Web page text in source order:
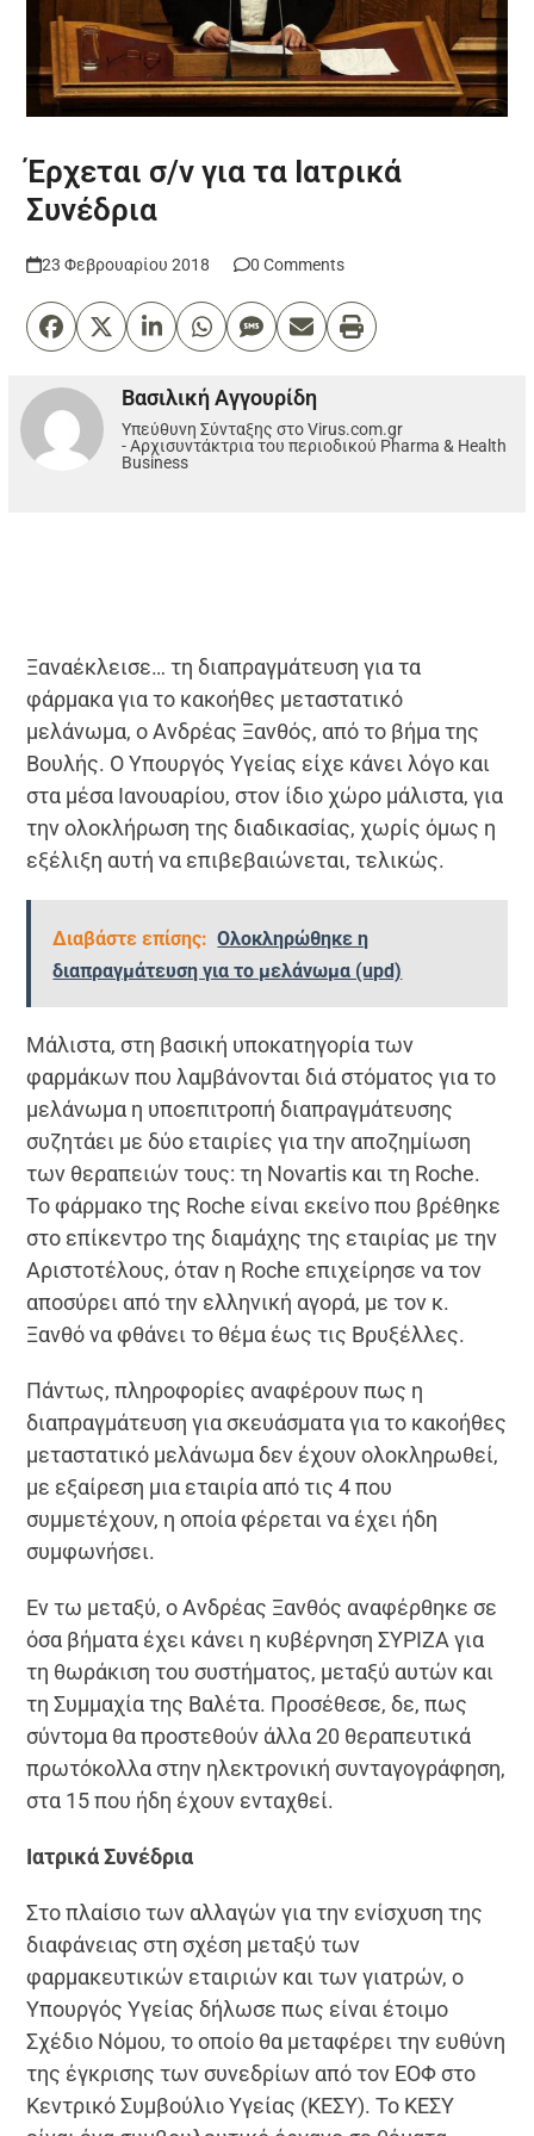
Έρχεται σ/ν για τα Ιατρικά
Συνέδρια
23 Φεβρουαρίου 2018 0 Comments
Βασιλική Αγγουρίδη
Υπεύθυνη Σύνταξης στο Virus.com.gr
- Αρχισυντάκτρια του περιοδικού Pharma & Health
Business
Ξαναέκλεισε… τη διαπραγμάτευση για τα
φάρμακα για το κακοήθες μεταστατικό
μελάνωμα, ο Ανδρέας Ξανθός, από το βήμα της
Βουλής. Ο Υπουργός Υγείας είχε κάνει λόγο και
στα μέσα Ιανουαρίου, στον ίδιο χώρο μάλιστα, για
την ολοκλήρωση της διαδικασίας, χωρίς όμως η
εξέλιξη αυτή να επιβεβαιώνεται, τελικώς.
Διαβάστε επίσης: Ολοκληρώθηκε η
διαπραγμάτευση για το μελάνωμα (upd)
Μάλιστα, στη βασική υποκατηγορία των
φαρμάκων που λαμβάνονται διά στόματος για το
μελάνωμα η υποεπιτροπή διαπραγμάτευσης
συζητάει με δύο εταιρίες για την αποζημίωση
των θεραπειών τους: τη Novartis και τη Roche.
Το φάρμακο της Roche είναι εκείνο που βρέθηκε
στο επίκεντρο της διαμάχης της εταιρίας με την
Αριστοτέλους, όταν η Roche επιχείρησε να τον
αποσύρει από την ελληνική αγορά, με τον κ.
Ξανθό να φθάνει το θέμα έως τις Βρυξέλλες.
Πάντως, πληροφορίες αναφέρουν πως η
διαπραγμάτευση για σκευάσματα για το κακοήθες
μεταστατικό μελάνωμα δεν έχουν ολοκληρωθεί,
με εξαίρεση μια εταιρία από τις 4 που
συμμετέχουν, η οποία φέρεται να έχει ήδη
συμφωνήσει.
Εν τω μεταξύ, ο Ανδρέας Ξανθός αναφέρθηκε σε
όσα βήματα έχει κάνει η κυβέρνηση ΣΥΡΙΖΑ για
τη θωράκιση του συστήματος, μεταξύ αυτών και
τη Συμμαχία της Βαλέτα. Προσέθεσε, δε, πως
σύντομα θα προστεθούν άλλα 20 θεραπευτικά
πρωτόκολλα στην ηλεκτρονική συνταγογράφηση,
στα 15 που ήδη έχουν ενταχθεί.
Ιατρικά Συνέδρια
Στο πλαίσιο των αλλαγών για την ενίσχυση της
διαφάνειας στη σχέση μεταξύ των
φαρμακευτικών εταιριών και των γιατρών, ο
Υπουργός Υγείας δήλωσε πως είναι έτοιμο
Σχέδιο Νόμου, το οποίο θα μεταφέρει την ευθύνη
της έγκρισης των συνεδρίων από τον ΕΟΦ στο
Κεντρικό Συμβούλιο Υγείας (ΚΕΣΥ). Το ΚΕΣΥ